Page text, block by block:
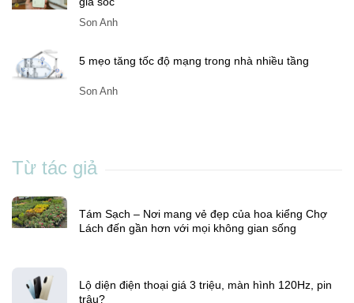
Lộ diện điện thoại giá 3 triệu, màn hình 120Hz, pin
trâu?
giá sốc
Son Anh